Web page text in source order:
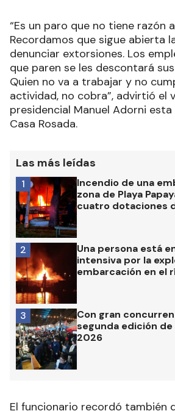
“Es un paro que no tiene razón
Recordamos que sigue abierta
denunciar extorsiones. Los
que paren se les descontará
Quien no va a trabajar y no
actividad, no cobra”, advirtió el
presidencial Manuel Adorni esta
Casa Rosada.
Las más leídas
Incendio de una
zona de Playa
cuatro dotaciones
1
Una persona está
intensiva por la
embarcación en el
2
Con gran
segunda edición
2026
3
El funcionario recordó también